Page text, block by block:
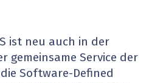
ist neu auch in der
gemeinsame Service der
Software-Defined